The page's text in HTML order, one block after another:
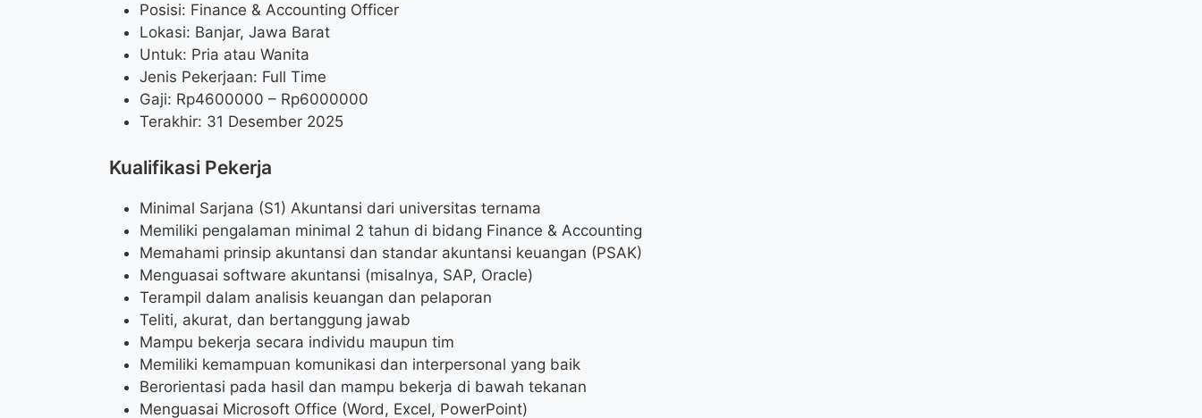
Posisi: Finance & Accounting Officer
Lokasi: Banjar, Jawa Barat
Untuk: Pria atau Wanita
Jenis Pekerjaan: Full Time
Gaji: Rp4600000 – Rp6000000
Terakhir: 31 Desember 2025
Kualifikasi Pekerja
Minimal Sarjana (S1) Akuntansi dari universitas ternama
Memiliki pengalaman minimal 2 tahun di bidang Finance & Accounting
Memahami prinsip akuntansi dan standar akuntansi keuangan (PSAK)
Menguasai software akuntansi (misalnya, SAP, Oracle)
Terampil dalam analisis keuangan dan pelaporan
Teliti, akurat, dan bertanggung jawab
Mampu bekerja secara individu maupun tim
Memiliki kemampuan komunikasi dan interpersonal yang baik
Berorientasi pada hasil dan mampu bekerja di bawah tekanan
Menguasai Microsoft Office (Word, Excel, PowerPoint)